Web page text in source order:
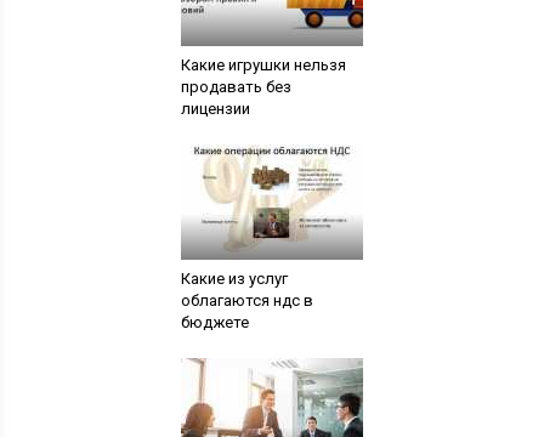
Какие игрушки нельзя
продавать без
лицензии
Какие из услуг
облагаются ндс в
бюджете